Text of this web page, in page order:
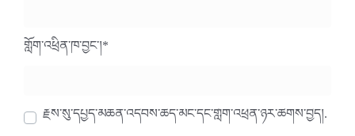
གློག་འཕྲིན་ཁ་བྱང་།*
རྗེས་སུ་དཔྱད་མཆན་འདེབས་ཆེད་མིང་དང་གློག་འཕྲིན་ཉར་ཚགས་བྱེད།.